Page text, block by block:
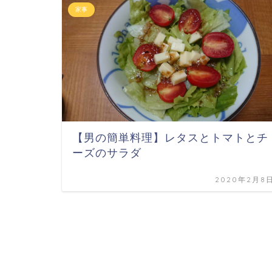
家事
【男の簡単料理】レタスとトマトとチ
ーズのサラダ
2020年2月8